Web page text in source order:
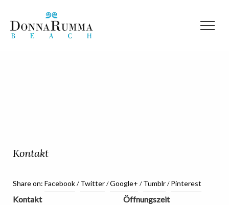
Kontakt
Share on: Facebook Twitter Google+ Tumblr Pinterest
Kontakt Öffnungszeit